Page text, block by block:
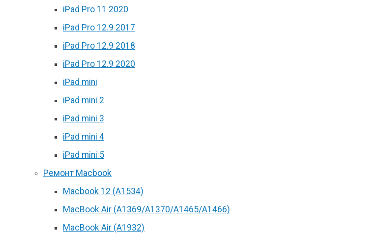
iPad Pro 11 2020
iPad Pro 12.9 2017
iPad Pro 12.9 2018
iPad Pro 12.9 2020
iPad mini
iPad mini 2
iPad mini 3
iPad mini 4
iPad mini 5
Ремонт Macbook
Macbook 12 (А1534)
MacBook Air (A1369/A1370/A1465/A1466)
MacBook Air (A1932)